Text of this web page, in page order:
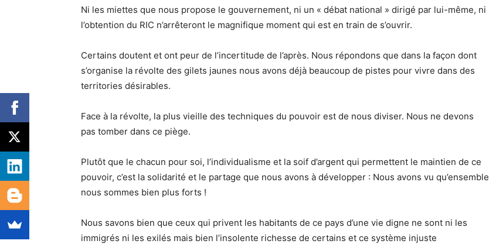
Ni les miettes que nous propose le gouvernement, ni un « débat national » dirigé par lui-même, ni
l’obtention du RIC n’arrêteront le magnifique moment qui est en train de s’ouvrir.
Certains doutent et ont peur de l’incertitude de l’après. Nous répondons que dans la façon dont
s’organise la révolte des gilets jaunes nous avons déjà beaucoup de pistes pour vivre dans des
territories désirables.
Face à la révolte, la plus vieille des techniques du pouvoir est de nous diviser. Nous ne devons
pas tomber dans ce piège.
Plutôt que le chacun pour soi, l’individualisme et la soif d’argent qui permettent le maintien de ce
pouvoir, c’est la solidarité et le partage que nous avons à développer : Nous avons vu qu’ensemble
nous sommes bien plus forts !
Nous savons bien que ceux qui privent les habitants de ce pays d’une vie digne ne sont ni les
immigrés ni les exilés mais bien l’insolente richesse de certains et ce système injuste